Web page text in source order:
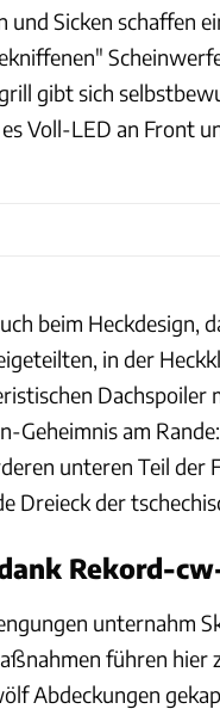
und Sicken schaffen
gibt sich
Voll-LED an Front
beim Heckdesign,
in der
Dachspoiler
Geheimnis am
unteren Teil der
Dreieck der
Rekord-
unternahm
führen
Abdeckungen